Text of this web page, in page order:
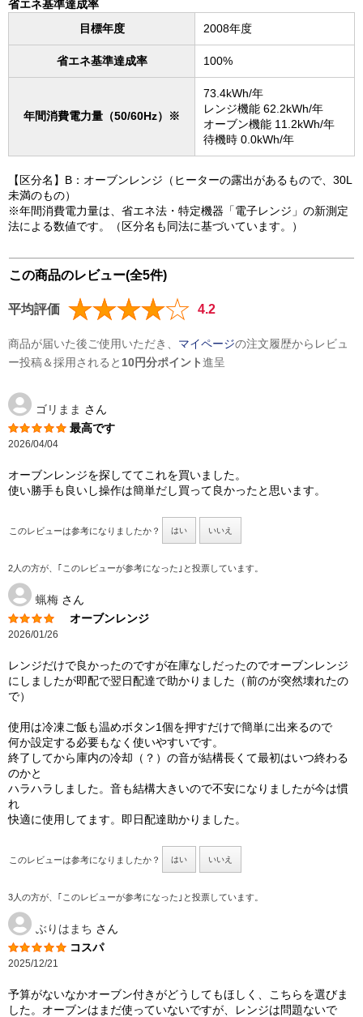
省エネ基準達成率
目標年度
2008年度
省エネ基準達成率 100%
年間消費電力量（50/60Hz）※
73.4kWh/年
レンジ機能 62.2kWh/年
オーブン機能 11.2kWh/年
待機時 0.0kWh/年
【区分名】B：オーブンレンジ（ヒーターの露出があるもので、30L
未満のもの）
※年間消費電力量は、省エネ法・特定機器「電子レンジ」の新測定
法による数値です。（区分名も同法に基づいています。）
この商品のレビュー(全5件)
平均評価 4.2
商品が届いた後ご使用いただき、 マイページの注文履歴からレビュ
ー投稿＆採用されると 10円分ポイント進呈
ゴリまま さん
最高です
2026/04/04
オーブンレンジを探しててこれを買いました。
使い勝手も良いし操作は簡単だし買って良かったと思います。
このレビューは参考になりましたか？ はい いいえ
2人の方が、｢このレビューが参考になった｣と投票しています。
蝋梅 さん
オーブンレンジ
2026/01/26
レンジだけで良かったのですが在庫なしだったのでオーブンレンジ
にしましたが即配で翌日配達で助かりました（前のが突然壊れたの
で）
使用は冷凍ご飯も温めボタン1個を押すだけで簡単に出来るので
何か設定する必要もなく使いやすいです。
終了してから庫内の冷却（？）の音が結構長くて最初はいつ終わる
のかと
ハラハラしました。音も結構大きいので不安になりましたが今は慣
れ
快適に使用してます。即日配達助かりました。
このレビューは参考になりましたか？ はい いいえ
3人の方が、｢このレビューが参考になった｣と投票しています。
ぶりはまち さん
コスパ
2025/12/21
予算がないなかオーブン付きがどうしてもほしく、こちらを選びま
した。オーブンはまだ使っていないですが、レンジは問題ないで